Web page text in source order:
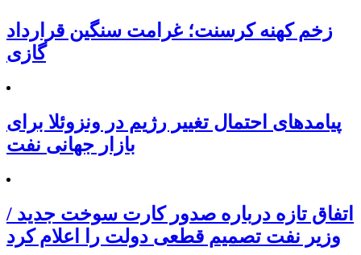
زخم کهنه کرسنت؛ غرامت سنگین قرارداد
گازی
پیامدهای احتمال تغییر رژیم در ونزوئلا برای
بازار جهانی نفت
اتفاق تازه درباره صدور کارت سوخت جدید /
وزیر نفت تصمیم قطعی دولت را اعلام کرد